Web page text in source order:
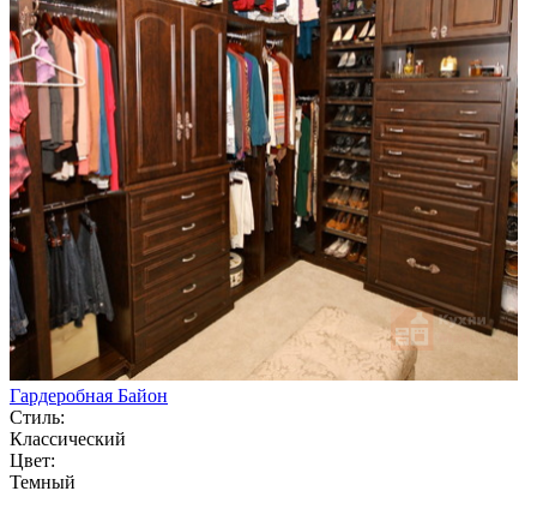
Гардеробная Байон
Стиль:
Классический
Цвет:
Темный